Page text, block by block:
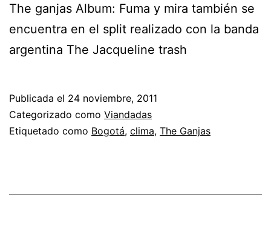
The ganjas Album: Fuma y mira también se
encuentra en el split realizado con la banda
argentina The Jacqueline trash
Publicada el 24 noviembre, 2011
Categorizado como Viandadas
Etiquetado como Bogotá, clima, The Ganjas